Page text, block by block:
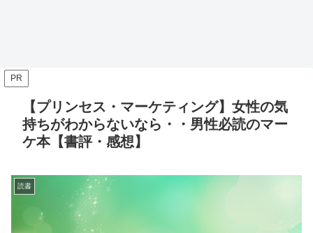
PR
【プリンセス・マーケティング】女性の気
持ちがわからないなら・・男性必読のマー
ケ本【書評・感想】
読書